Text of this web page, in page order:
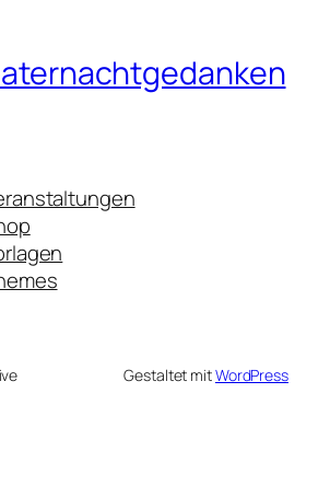
Gestaltet mitWordPress